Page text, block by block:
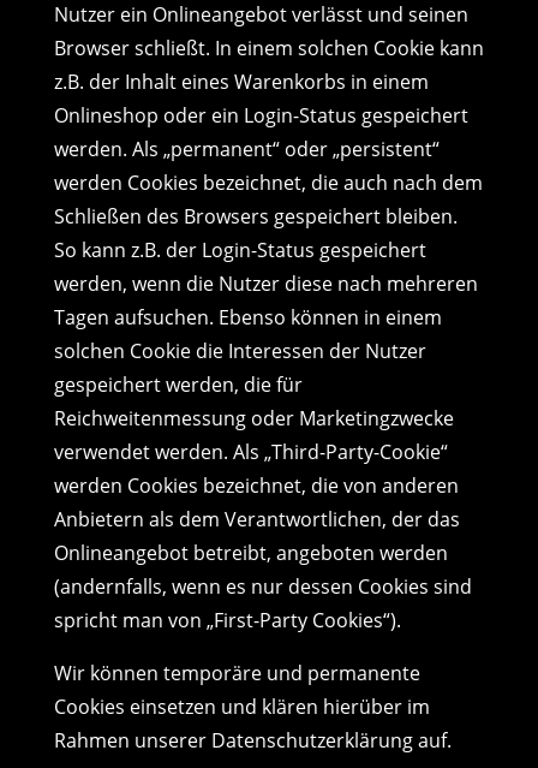
Nutzer ein Onlineangebot verlässt und seinen
Browser schließt. In einem solchen Cookie kann
z.B. der Inhalt eines Warenkorbs in einem
Onlineshop oder ein Login-Status gespeichert
werden. Als „permanent“ oder „persistent“
werden Cookies bezeichnet, die auch nach dem
Schließen des Browsers gespeichert bleiben.
So kann z.B. der Login-Status gespeichert
werden, wenn die Nutzer diese nach mehreren
Tagen aufsuchen. Ebenso können in einem
solchen Cookie die Interessen der Nutzer
gespeichert werden, die für
Reichweitenmessung oder Marketingzwecke
verwendet werden. Als „Third-Party-Cookie“
werden Cookies bezeichnet, die von anderen
Anbietern als dem Verantwortlichen, der das
Onlineangebot betreibt, angeboten werden
(andernfalls, wenn es nur dessen Cookies sind
spricht man von „First-Party Cookies“).
Wir können temporäre und permanente
Cookies einsetzen und klären hierüber im
Rahmen unserer Datenschutzerklärung auf.